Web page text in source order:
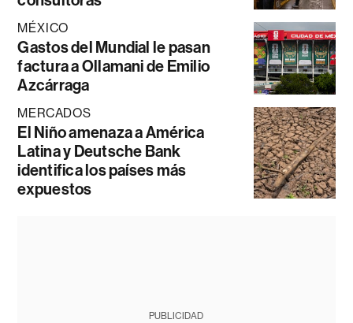
MÉXICO
Gastos del Mundial le pasan
factura a Ollamani de Emilio
Azcárraga
MERCADOS
El Niño amenaza a América
Latina y Deutsche Bank
identifica los países más
expuestos
PUBLICIDAD